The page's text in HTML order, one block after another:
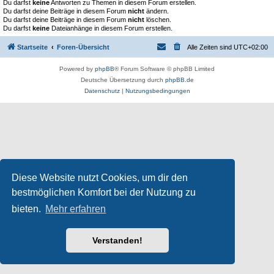
Diese Website nutzt Cookies, um dir den
bestmöglichen Komfort bei der Nutzung zu
bieten. Mehr erfahren
Verstanden!
Du darfst keineAntworten zu Themen in diesem Forum erstellen.
Du darfst deine Beiträge in diesem Forum nicht ändern.
Du darfst deine Beiträge in diesem Forum nicht löschen.
Du darfst keine Dateianhänge in diesem Forum erstellen.
Startseite Foren-Übersicht Alle Zeiten sind UTC+02:00
Powered by phpBB® Forum Software © phpBB Limited
Deutsche Übersetzung durch phpBB.de
Datenschutz| Nutzungsbedingungen